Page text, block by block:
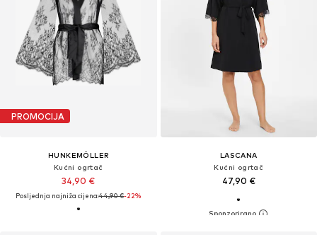
PROMOCIJA
HUNKEMÖLLER
Kućni ogrtač
34,90 €
Posljednja najniža cijena:44,90 €-22%
LASCANA
Kućni ogrtač
47,90 €